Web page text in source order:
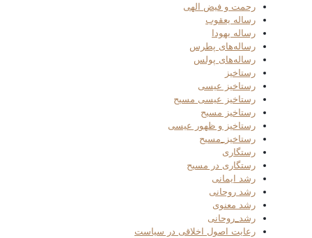
رحمت و فیض الهی
رساله یعقوب
رساله یهودا
رساله‌های پطرس
رساله‌های پولس
رستاخیز
رستاخیز عیسی
رستاخیز عیسی مسیح
رستاخیز مسیح
رستاخیز و ظهور عیسی
رستاخیز_مسیح
رستگاری
رستگاری در مسیح
رشد ایمانی
رشد روحانی
رشد معنوی
رشد_روحانی
رعایت اصول اخلاقی در سیاست